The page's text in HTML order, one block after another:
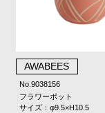
AWABEES
No.9038156
フラワーポット
サイズ：φ9.5×H10.5